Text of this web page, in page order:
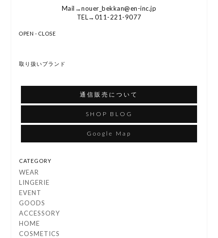
Mail→nouer_bekkan@en-inc.jp
TEL→011-221-9077
OPEN - CLOSE
取り扱いブランド
通信販売について
SHOP BLOG
Google Map
CATEGORY
WEAR
LINGERIE
EVENT
GOODS
ACCESSORY
HOME
COSMETICS